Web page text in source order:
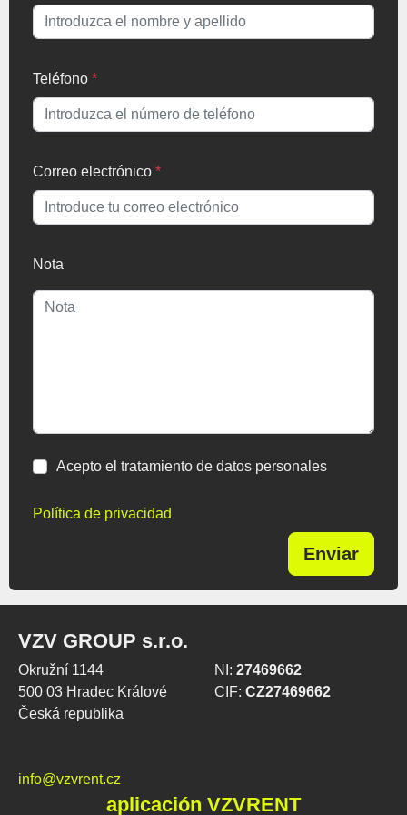
Teléfono *
Correo electrónico *
Nota
Acepto el tratamiento de datos personales
Política de privacidad
Enviar
VZV GROUP s.r.o.
Okružní 1144
500 03 Hradec Králové
Česká republika
NI: 27469662
CIF: CZ27469662
info@vzvrent.cz
aplicación VZVRENT